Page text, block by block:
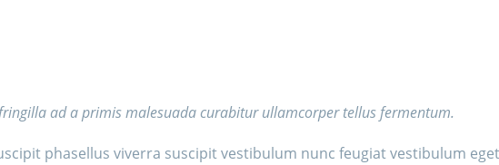
ad a primis malesuada curabitur ullamcorper tellus fermentum.
phasellus viverra suscipit vestibulum nunc feugiat vestibulum